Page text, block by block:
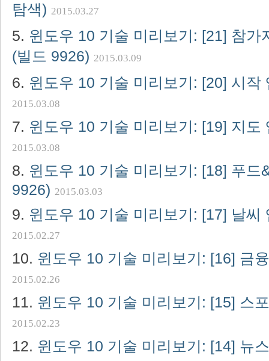
탐색) 2015.03.27
윈도우 10 기술 미리보기: [21] 참가
(빌드 9926) 2015.03.09
윈도우 10 기술 미리보기: [20] 시작
2015.03.08
윈도우 10 기술 미리보기: [19] 지
2015.03.08
윈도우 10 기술 미리보기: [18] 푸드
9926) 2015.03.03
윈도우 10 기술 미리보기: [17] 날씨
2015.02.27
윈도우 10 기술 미리보기: [16] 금
2015.02.26
윈도우 10 기술 미리보기: [15] 스
2015.02.23
윈도우 10 기술 미리보기: [14] 뉴